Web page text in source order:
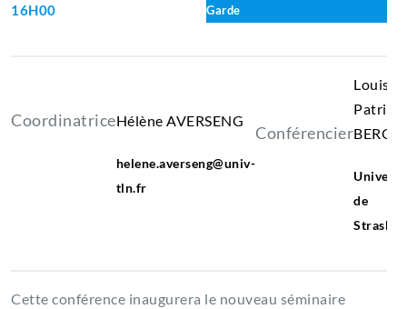
16H00
Garde
CoordinatriceHélène AVERSENG
helene.averseng@univ-
tln.fr
Conférencier
Louis-
Patrick
de
Cette conférence inaugurera le nouveau séminaire